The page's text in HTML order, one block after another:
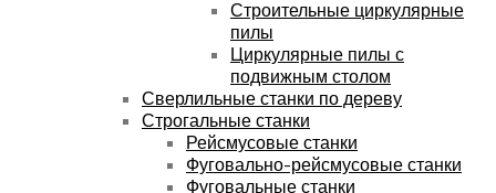
Строительные циркулярные
пилы
Циркулярные пилы с
подвижным столом
Сверлильные станки по дереву
Строгальные станки
Рейсмусовые станки
Фуговально-рейсмусовые станки
Фуговальные станки